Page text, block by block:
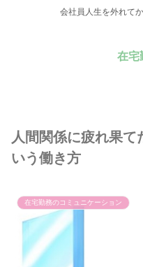
会社員人生を外れて
在宅
人間関係に疲れ果て
いう働き方
在宅勤務のコミュニケーション